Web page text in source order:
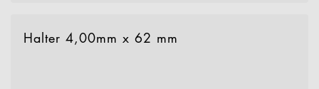
Halter 4,00mm x 62 mm